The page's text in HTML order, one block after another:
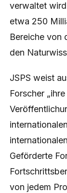
verwaltet
etwa 250
Bereiche von
den
JSPS weist
Forscher
Geförderte
von jedem